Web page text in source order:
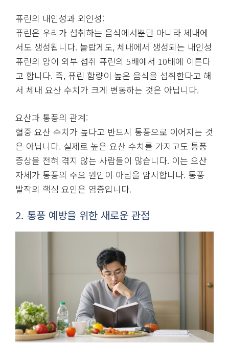
퓨린의 내인성과 외인성:
퓨린은 우리가 섭취하는 음식에서뿐만 아니라 체내에
서도 생성됩니다. 놀랍게도, 체내에서 생성되는 내인성
퓨린의 양이 외부 섭취 퓨린의 5배에서 10배에 이른다
고 합니다. 즉, 퓨린 함량이 높은 음식을 섭취한다고 해
서 체내 요산 수치가 크게 변동하는 것은 아닙니다.
요산과 통풍의 관계:
혈중 요산 수치가 높다고 반드시 통풍으로 이어지는 것
은 아닙니다. 실제로 높은 요산 수치를 가지고도 통풍
증상을 전혀 겪지 않는 사람들이 많습니다. 이는 요산
자체가 통풍의 주요 원인이 아님을 암시합니다. 통풍
발작의 핵심 요인은 염증입니다.
2. 통풍 예방을 위한 새로운 관점